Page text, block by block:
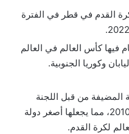
القدم في قطر في الفترة
فيها كأس العالم في العالم
وكوريا الجنوبية.
المضيفة من قبل اللجنة
التنفيذية للفيفا في 2 ديسمبر 2010، مما يجعلها أصغر دولة
لكرة القدم.